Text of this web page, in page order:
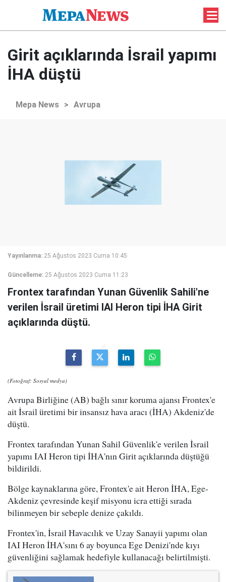
Girit açıklarında İsrail yapımı
İHA düştü
Mepa News > Avrupa
Yayınlanma: 25 Ağustos 2023 Cuma 10:45
Güncelleme: 25 Ağustos 2023 Cuma 11:23
Frontex tarafından Yunan Güvenlik Sahili'ne
verilen İsrail üretimi IAI Heron tipi İHA Girit
açıklarında düştü.
(Fotoğraf: Sosyal medya)
Avrupa Birliğine (AB) bağlı sınır koruma ajansı Frontex'e
ait İsrail üretimi bir insansız hava aracı (İHA) Akdeniz'de
düştü.
Frontex tarafından Yunan Sahil Güvenlik'e verilen İsrail
yapımı IAI Heron tipi İHA'nın Girit açıklarında düştüğü
bildirildi.
Bölge kaynaklarına göre, Frontex'e ait Heron İHA, Ege-
Akdeniz çevresinde keşif misyonu icra ettiği sırada
bilinmeyen bir sebeple denize çakıldı.
Frontex'in, İsrail Havacılık ve Uzay Sanayii yapımı olan
IAI Heron İHA'sını 6 ay boyunca Ege Denizi'nde kıyı
güvenliğini sağlamak hedefiyle kullanacağı belirtilmişti.